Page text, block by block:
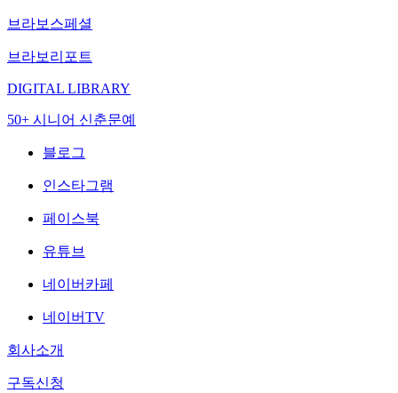
브라보스페셜
브라보리포트
DIGITAL LIBRARY
50+ 시니어 신춘문예
블로그
인스타그램
페이스북
유튜브
네이버카페
네이버TV
회사소개
구독신청